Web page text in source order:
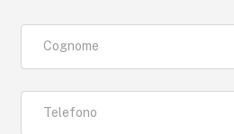
Cognome
Telefono